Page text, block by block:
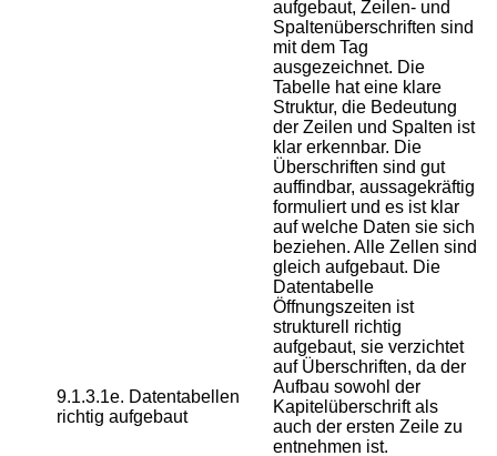
9.1.3.1e. Datentabellen
richtig aufgebaut
aufgebaut, Zeilen- und
Spaltenüberschriften sind
mit dem Tag
ausgezeichnet. Die
Tabelle hat eine klare
Struktur, die Bedeutung
der Zeilen und Spalten ist
klar erkennbar. Die
Überschriften sind gut
auffindbar, aussagekräftig
formuliert und es ist klar
auf welche Daten sie sich
beziehen. Alle Zellen sind
gleich aufgebaut. Die
Datentabelle
Öffnungszeiten ist
strukturell richtig
aufgebaut, sie verzichtet
auf Überschriften, da der
Aufbau sowohl der
Kapitelüberschrift als
auch der ersten Zeile zu
entnehmen ist.